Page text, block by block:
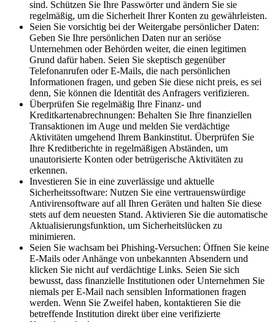
sind. Schützen ⁢Sie Ihre Passwörter und⁣ ändern Sie sie
⁤regelmäßig, um die Sicherheit Ihrer Konten zu gewährleisten.
Seien Sie vorsichtig bei der Weitergabe persönlicher‍ Daten:
Geben Sie ⁣Ihre persönlichen Daten ⁤nur an ⁣seriöse
Unternehmen oder Behörden weiter, die ⁤einen legitimen
‌Grund dafür ⁤haben. Seien Sie skeptisch ‌gegenüber⁣
Telefonanrufen oder E-Mails, die nach persönlichen
Informationen fragen, und geben Sie diese⁤ nicht preis, es sei
denn, Sie können ‍die Identität des⁢ Anfragers verifizieren.
Überprüfen ⁣Sie regelmäßig Ihre Finanz- und
Kreditkartenabrechnungen: Behalten Sie Ihre finanziellen⁤
Transaktionen im Auge ⁣und melden‌ Sie verdächtige
Aktivitäten umgehend Ihrem Bankinstitut. Überprüfen ⁣Sie
Ihre Kreditberichte in regelmäßigen Abständen, um
unautorisierte ‌Konten oder betrügerische Aktivitäten⁢ zu
⁣erkennen.
Investieren Sie​ in eine zuverlässige und aktuelle
Sicherheitssoftware: Nutzen Sie ‌eine vertrauenswürdige
Antivirensoftware auf all Ihren Geräten und halten Sie​ diese
stets⁣ auf dem neuesten Stand.​ Aktivieren⁤ Sie die automatische
Aktualisierungsfunktion, ‌um Sicherheitslücken zu
minimieren.
Seien⁢ Sie wachsam bei Phishing-Versuchen: Öffnen Sie keine
E-Mails oder Anhänge von unbekannten ⁤Absendern und
klicken Sie nicht auf ‌verdächtige Links. Seien Sie sich
bewusst, dass‍ finanzielle Institutionen oder Unternehmen Sie
niemals per E-Mail nach sensiblen Informationen​ fragen
werden. Wenn Sie Zweifel‍ haben, kontaktieren ​Sie die
⁣betreffende Institution direkt über ⁤eine⁣ verifizierte